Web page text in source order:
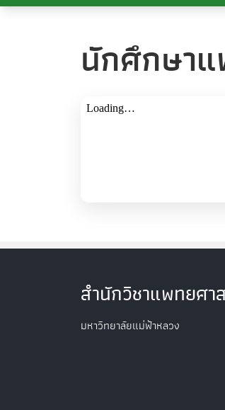
นักศึกษา
สำนักวิชาแพทยศา
มหาวิทยาลัยแม่ฟ้าหลวง